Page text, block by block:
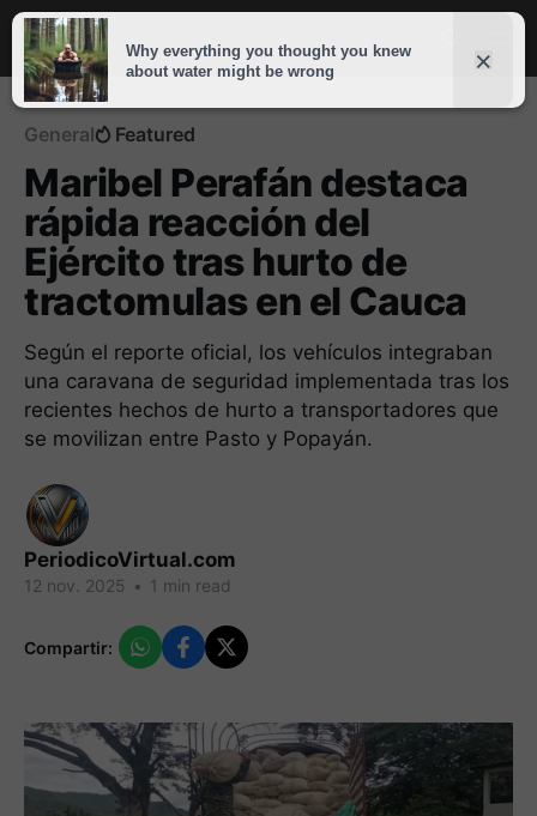
General Featured
Maribel Perafán destaca
rápida reacción del
Ejército tras hurto de
tractomulas en el Cauca
Según el reporte oficial, los vehículos integraban
una caravana de seguridad implementada tras los
recientes hechos de hurto a transportadores que
se movilizan entre Pasto y Popayán.
PeriodicoVirtual.com
12 nov. 2025 • 1 min read
Compartir: